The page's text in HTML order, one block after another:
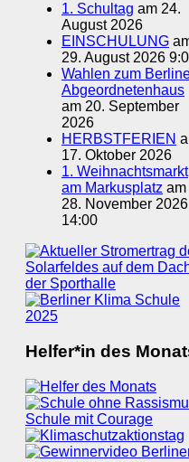
1. Schultag am 24.
August 2026
EINSCHULUNG
29. August 2026
Wahlen zum
Abgeordnetenhaus
am 20. September
2026
HERBSTFERIEN
17. Oktober 2026
1. Weihnachtsmarkt
am Markusplatz am
28. November 2026
14:00
Helfer*in des